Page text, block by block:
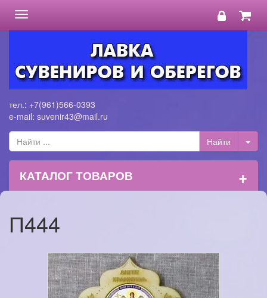
Toggle
navigation
тел.: +7(961)566-0393
e-mail: suvenir43@mail.ru
КАТАЛОГ ТОВАРОВ +
П444